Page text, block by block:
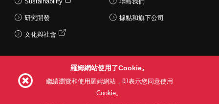
研究開發
文化與社會
據點和旗下公司
羅姆網站使用了Cookie。
繼續瀏覽和使用羅姆網站，即表示您同意使用
Cookie。